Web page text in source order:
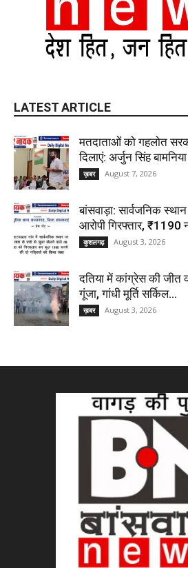
LATEST ARTICLE
मतदाताओं को गहलोत
दिलाएं: अर्जुन सिंह बामनिया
ख़बर August 7, 2026
बांसवाड़ा: सार्वजनिक
आरोपी गिरफ्तार,
कुशलगढ़ August 3, 2026
दतिया में कांग्रेस की जीत
गूंजा, गांधी मूर्ति सर्किल...
ख़बर August 3, 2026